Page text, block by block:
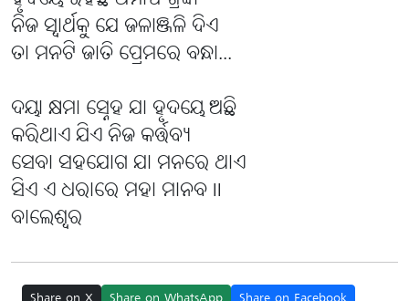
ନିଜ ସ୍ୱାର୍ଥକୁ ଯେ ଜଳାଞ୍ଜଳି ଦିଏ
ତା ମନଟି ଜାତି ପ୍ରେମରେ ବନ୍ଧା...
ଦୟା କ୍ଷମା ସ୍ନେହ ଯା ହୃଦୟେ ଅଛି
କରିଥାଏ ଯିଏ ନିଜ କର୍ତ୍ତବ୍ୟ
ସେବା ସହଯୋଗ ଯା ମନରେ ଥାଏ
ସିଏ ଏ ଧରାରେ ମହା ମାନବ ll
ବାଲେଶ୍ୱର